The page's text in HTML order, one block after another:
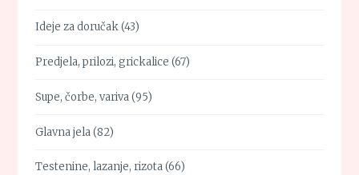
Ideje za doručak(43)
Predjela, prilozi, grickalice (67)
Supe, čorbe, variva(95)
Glavna jela(82)
Testenine, lazanje, rizota(66)